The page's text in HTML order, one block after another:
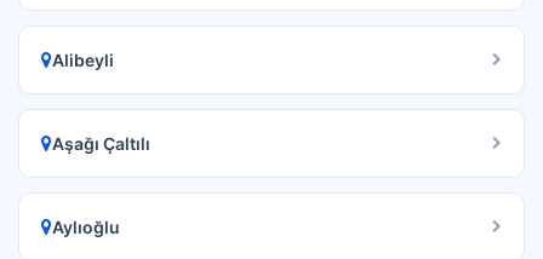
Alibeyli
Aşağı Çaltılı
Aylıoğlu